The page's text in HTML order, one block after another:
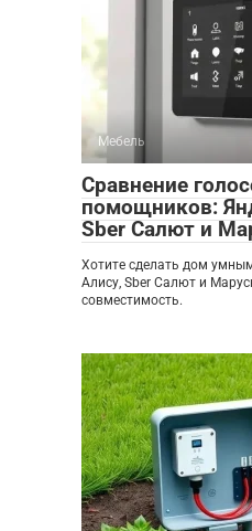
Мебель
Сравнение
помощников:
Sber Салют и
Хотите сделать дом
Алису, Sber Салют и
совместимость.